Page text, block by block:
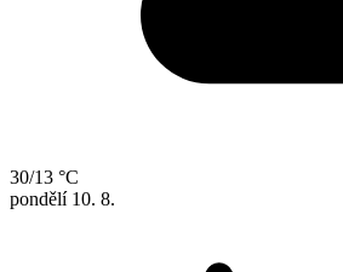
30/13 °C
pondělí 10. 8.